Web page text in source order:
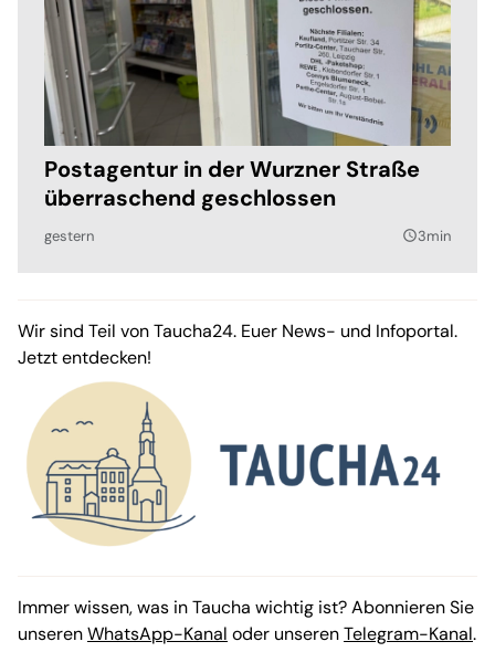
Postagentur in der Wurzner Straße
überraschend geschlossen
gestern query_builder3min
Wir sind Teil von Taucha24. Euer News- und Infoportal.
Jetzt entdecken!
Immer wissen, was in Taucha wichtig ist? Abonnieren Sie
unserenWhatsApp-Kanal oder unserenTelegram-Kanal.